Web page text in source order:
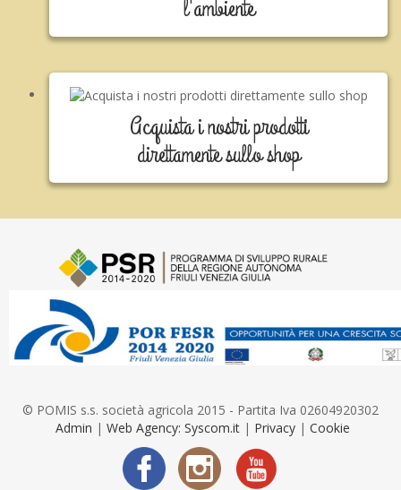
l'ambiente
Acquista i nostri prodotti
direttamente sullo shop
© POMIS s.s. società agricola 2015 - Partita Iva 02604920302
Admin | Web Agency: Syscom.it| Privacy| Cookie